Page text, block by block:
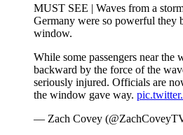
MUST SEE | Waves from a
Germany were so powerful they
window.
While some passengers near the
backward by the force of the
seriously injured. Officials are
the window gave way.
— Zach Covey